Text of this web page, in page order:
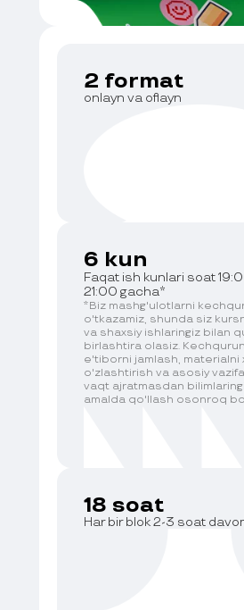
kontaktlar va muloqot
xarajatlardan qochish
yetkazib beruvchi va
Savdoni oshirib, foydani
uchun aksiyalarda qanday
2 format
onlayn va oflayn
6 kun
Faqat ish kunlari soat
21:00 gacha*
*Biz mashg'ulotlarni
o'tkazamiz, shunda siz
va shaxsiy ishlaringiz bilan
birlashtira olasiz.
e'tiborni jamlash, materialni
o'zlashtirish va asosiy
vaqt ajratmasdan
amalda qo'llash osonroq
18 soat
Har bir blok 2-3 soat